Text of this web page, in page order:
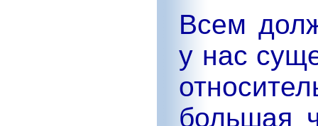
Всем
у нас
большая